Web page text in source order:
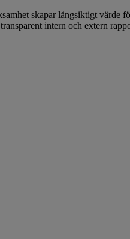
skapar långsiktigt värde
intern och extern